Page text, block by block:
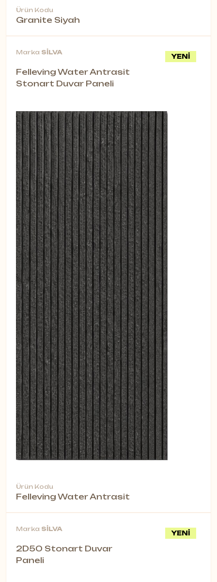
Ürün Kodu
Granite Siyah
YENİ
Marka SİLVA
Felleving Water Antrasit
Stonart Duvar Paneli
Ürün Kodu
Felleving Water Antrasit
YENİ
Marka SİLVA
2D50 Stonart Duvar
Paneli